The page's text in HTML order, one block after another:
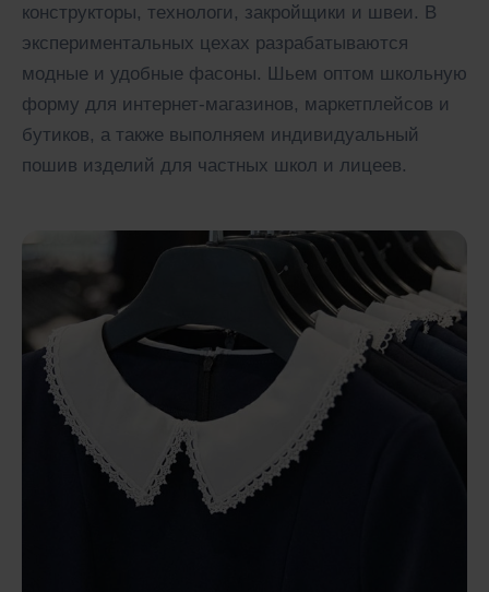
конструкторы, технологи, закройщики и швеи. В
экспериментальных цехах разрабатываются
модные и удобные фасоны. Шьем оптом школьную
форму для интернет-магазинов, маркетплейсов и
бутиков, а также выполняем индивидуальный
пошив изделий для частных школ и лицеев.